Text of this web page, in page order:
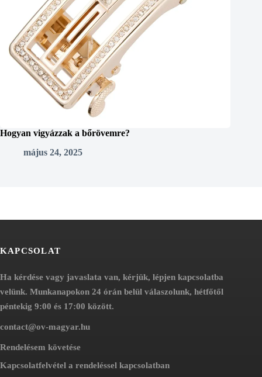
Hogyan vigyázzak a bőrövemre?
május 24, 2025
KAPCSOLAT
Ha kérdése vagy javaslata van, kérjük, lépjen kapcsolatba
velünk. Munkanapokon 24 órán belül válaszolunk, hétfőtől
péntekig 9:00 és 17:00 között.
contact@ov-magyar.hu
Rendelésem követése
Kapcsolatfelvétel a rendeléssel kapcsolatban